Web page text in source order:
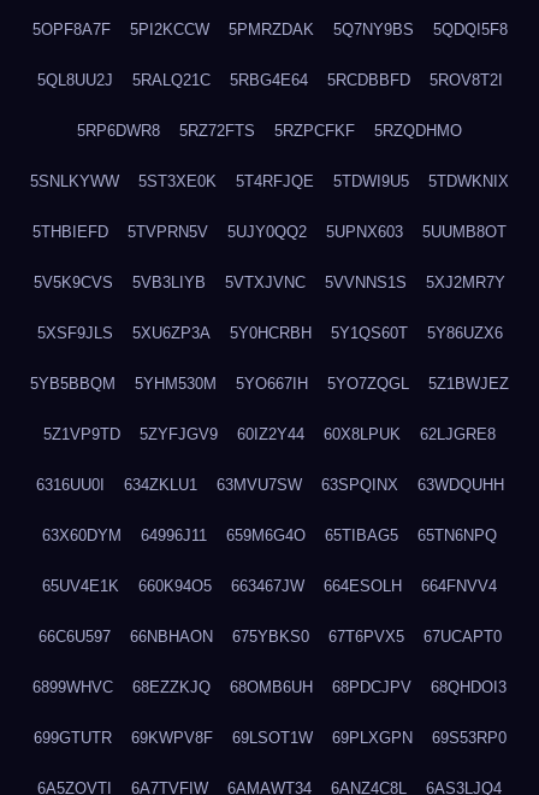
5OPF8A7F 5PI2KCCW 5PMRZDAK 5Q7NY9BS 5QDQI5F8
5QL8UU2J 5RALQ21C 5RBG4E64 5RCDBBFD 5ROV8T2I
5RP6DWR8 5RZ72FTS 5RZPCFKF 5RZQDHMO
5SNLKYWW 5ST3XE0K 5T4RFJQE 5TDWI9U5 5TDWKNIX
5THBIEFD 5TVPRN5V 5UJY0QQ2 5UPNX603 5UUMB8OT
5V5K9CVS 5VB3LIYB 5VTXJVNC 5VVNNS1S 5XJ2MR7Y
5XSF9JLS 5XU6ZP3A 5Y0HCRBH 5Y1QS60T 5Y86UZX6
5YB5BBQM 5YHM530M 5YO667IH 5YO7ZQGL 5Z1BWJEZ
5Z1VP9TD 5ZYFJGV9 60IZ2Y44 60X8LPUK 62LJGRE8
6316UU0I 634ZKLU1 63MVU7SW 63SPQINX 63WDQUHH
63X60DYM 64996J11 659M6G4O 65TIBAG5 65TN6NPQ
65UV4E1K 660K94O5 663467JW 664ESOLH 664FNVV4
66C6U597 66NBHAON 675YBKS0 67T6PVX5 67UCAPT0
6899WHVC 68EZZKJQ 68OMB6UH 68PDCJPV 68QHDOI3
699GTUTR 69KWPV8F 69LSOT1W 69PLXGPN 69S53RP0
6A5ZOVTI 6A7TVFIW 6AMAWT34 6ANZ4C8L 6AS3LJQ4